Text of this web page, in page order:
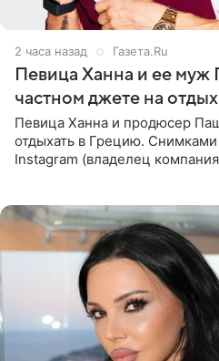
2 часа назад Газета.Ru
Певица Ханна и ее муж
частном джете на
Певица Ханна и продюсер
отдыхать в Грецию.
Instagram (владелец